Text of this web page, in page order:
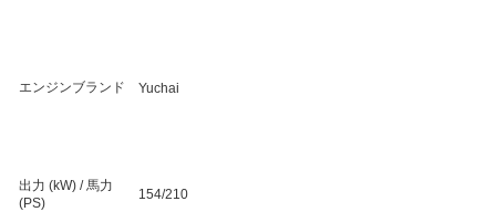
エンジンブランド Yuchai
出力 (kW) / 馬力
(PS)
154/210